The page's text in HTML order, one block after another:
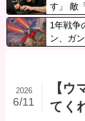
す」 敵
1年戦争
ン、ガ
【
てく
2026
6/11